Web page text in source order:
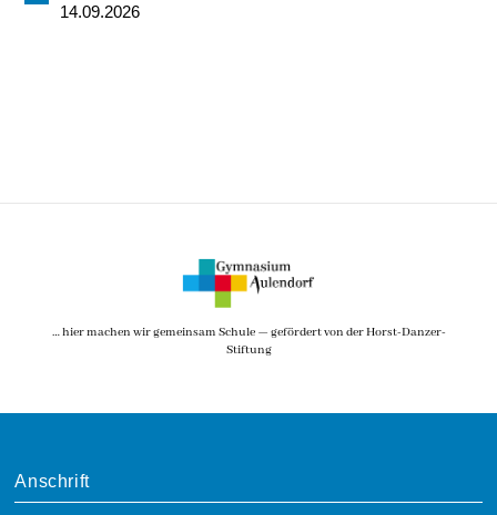
14.09.2026
… hier machen wir gemeinsam Schule — gefördert von der Horst-Danzer-
Stiftung
Anschrift